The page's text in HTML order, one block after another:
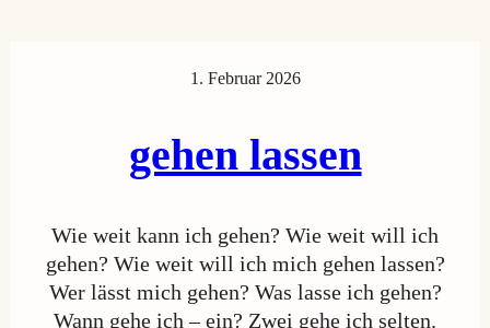
1. Februar 2026
gehen lassen
Wie weit kann ich gehen? Wie weit will ich
gehen? Wie weit will ich mich gehen lassen?
Wer lässt mich gehen? Was lasse ich gehen?
Wann gehe ich – ein? Zwei gehe ich selten.